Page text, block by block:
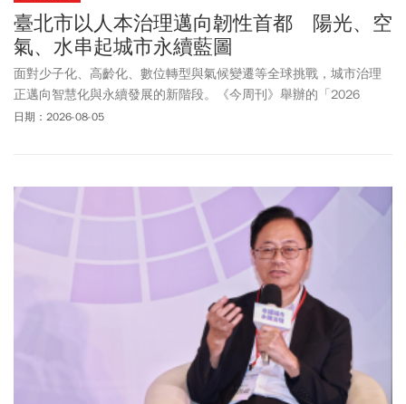
臺北市以人本治理邁向韌性首都 陽光、空
氣、水串起城市永續藍圖
面對少子化、高齡化、數位轉型與氣候變遷等全球挑戰，城市治理
正邁向智慧化與永續發展的新階段。《今周刊》舉辦的「2026
SDGs 永續城市交流論壇」，邀集全臺地方首長共同分享城市治理經
性：建構具人本關懷的永續生活環境」為題，分享臺北市推動永續
治理的實踐成果。
日期：2026-08-05